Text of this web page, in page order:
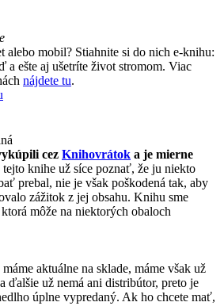
alebo mobil? Stiahnite si do nich e-knihu:
a ešte aj ušetríte život stromom. Viac
nájdete tu.
cez Knihovrátok a je mierne
tejto knihe už síce poznať, že ju niekto
prebal, nie je však poškodená tak, aby
zážitok z jej obsahu. Knihu sme
môže na niektorých obaloch
aktuálne na sklade, máme však už
ďalšie už nemá ani distribútor, preto je
úplne vypredaný. Ak ho chcete mať,